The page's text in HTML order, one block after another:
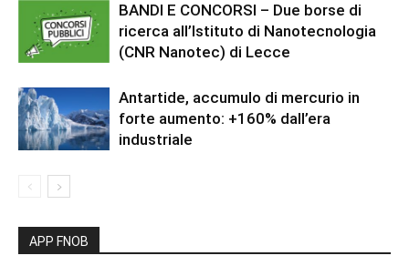
BANDI E CONCORSI – Due borse di
ricerca all’Istituto di Nanotecnologia
(CNR Nanotec) di Lecce
Antartide, accumulo di mercurio in
forte aumento: +160% dall’era
industriale
APP FNOB